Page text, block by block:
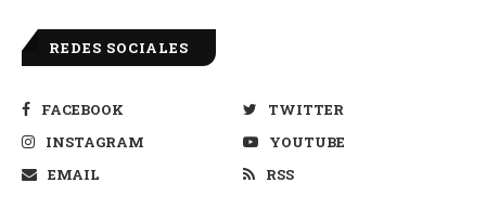
REDES SOCIALES
FACEBOOK
TWITTER
INSTAGRAM
YOUTUBE
EMAIL
RSS